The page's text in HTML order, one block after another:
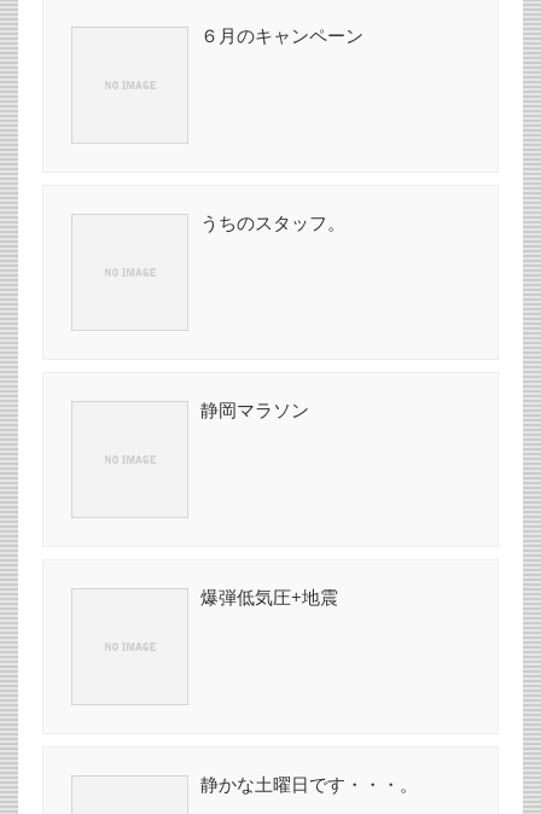
６月のキャンペーン
うちのスタッフ。
静岡マラソン
爆弾低気圧+地震
静かな土曜日です・・・。